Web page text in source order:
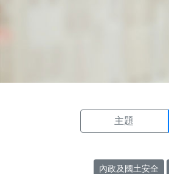
主題
內政及國土安全